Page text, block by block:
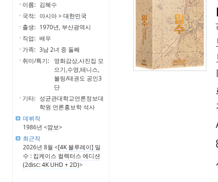
이름: 김혜수
국적: 아시아 >대한민국
출생: 1970년, 부산광역시
직업: 배우
가족: 3남 2녀 중 둘째
취미/특기:
영화감상,사진집 모
으기,수영,테니스,
볼링/태권도 공인3
단
기타: 성균관대학교언론정보대
학원 언론홍보학 석사
데뷔작
1986년 <깜보>
최근작
2026년 8월 <[4K 블루레이] 밀
수 : 킵케이스 컬렉터스 에디션
(2disc: 4K UHD + 2D)>